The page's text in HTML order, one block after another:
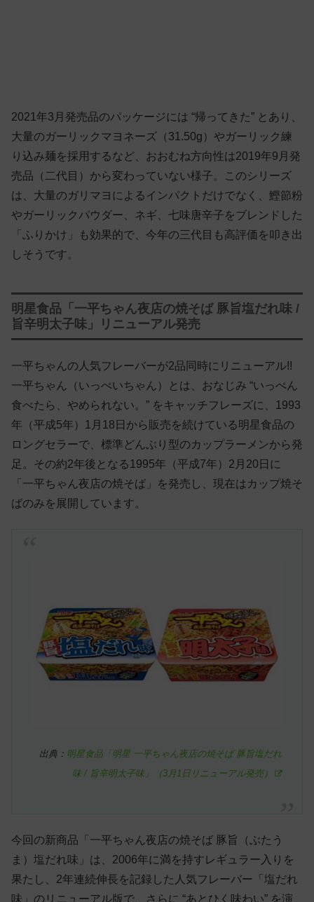
2021年3月発売品のパッケージには “帰ってきた” とあり、
大量のガーリックマヨネーズ（31.50g）やガーリック練
り込み麺を採用するなど、おおむね方向性は2019年9月発
売品（二代目）から変わっていない様子。このシリーズ
は、大量のガリマヨによるインパクトだけでなく、鰹節粉
やガーリックパウダー、ネギ、七味唐辛子をブレンドした
「ふりかけ」も効果的で、今年の三代目も高評価を叩き出
しそうです。
明星食品「一平ちゃん夜店の焼そば 豚旨塩だれ味 /
旨辛明太子味」リニューアル発売
一平ちゃんの人気フレーバーが2品同時にリニューアル!!
一平ちゃん（いっぺいちゃん）とは、おなじみ “いっぺん
食べたら、やめられない。” をキャッチフレーズに、1993
年（平成5年）1月18日から販売を続けている明星食品の
ロングセラーで、標準どんぶり型のカップラーメンから発
足。その約2年後となる1995年（平成7年）2月20日に
「一平ちゃん夜店の焼そば」を発売し、現在はカップ焼そ
ばのみを展開しています。
出典： 明星食品「明星 一平ちゃん夜店の焼そば 豚旨塩だれ
味 / 旨辛明太子味」（3月1日リニューアル発売）
今回の新商品「一平ちゃん夜店の焼そば 豚旨（ぶたう
ま）塩だれ味」は、2006年に満を持すレギュラー入りを
果たし、2年連続伸長を記録した人気フレーバー「塩だれ
味」のリニューアル版で、さらに “あとひく味わい” を演